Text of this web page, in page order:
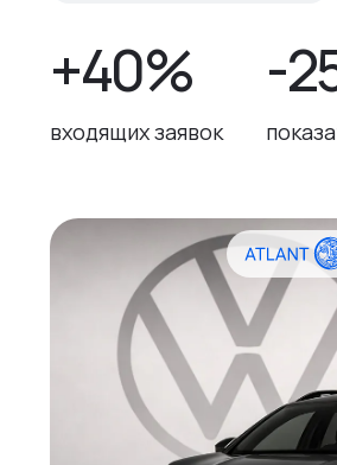
+40%
входящих заявок
-